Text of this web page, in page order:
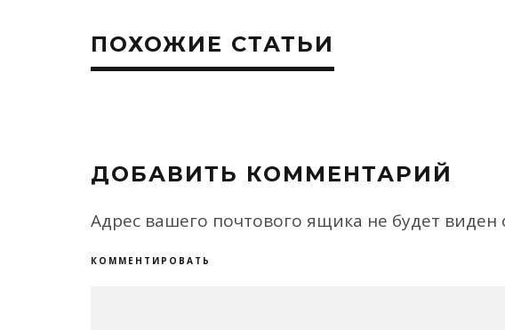
ПОХОЖИЕ СТАТЬИ
ДОБАВИТЬ КОММЕНТАРИЙ
Адрес вашего почтового ящика не будет виден
КОММЕНТИРОВАТЬ